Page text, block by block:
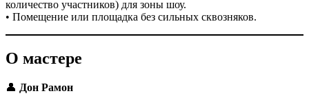
количество участников) для зоны шоу.
• Помещение или площадка без сильных сквозняков.
О мастере
👤 Дон Рамон